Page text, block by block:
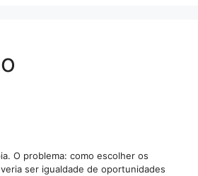
O problema: como escolher os
ser igualdade de oportunidades